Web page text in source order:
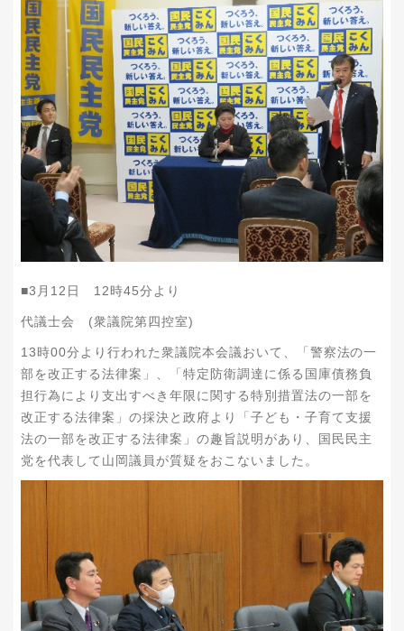
■3月12日 12時45分より
代議士会 (衆議院第四控室)
13時00分より行われた衆議院本会議おいて、「警察法の一
部を改正する法律案」、「特定防衛調達に係る国庫債務負
担行為により支出すべき年限に関する特別措置法の一部を
改正する法律案」の採決と政府より「子ども・子育て支援
法の一部を改正する法律案」の趣旨説明があり 、国民民主
党を代表して山岡議員が質疑をおこないました。